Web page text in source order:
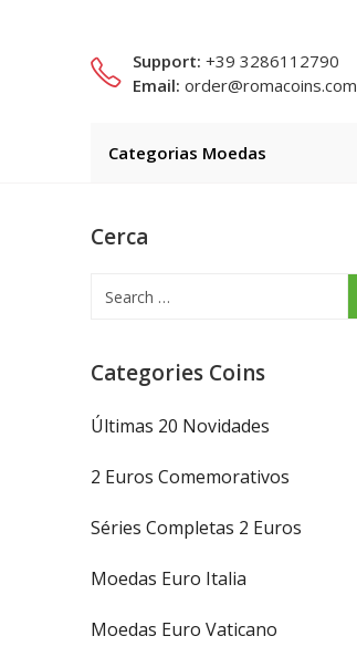
Support: +39 3286112790
Email: order@romacoins.com
Categorias Moedas
Cerca
Categories Coins
Últimas 20 Novidades
2 Euros Comemorativos
Séries Completas 2 Euros
Moedas Euro Italia
Moedas Euro Vaticano